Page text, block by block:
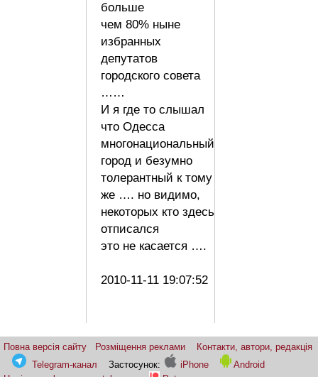
больше
чем 80% ныне
избранных
депутатов
городского совета
……
И я где то слышал
что Одесса
многонациональный
город и безумно
толерантный к тому
же …. но видимо,
некоторых кто здесь
отписался
это не касается ….
2010-11-11 19:07:52
Повна версія сайту Розміщення реклами
Контакти, автори, редакція
Telegram-канал
Застосунок: iPhone
Android